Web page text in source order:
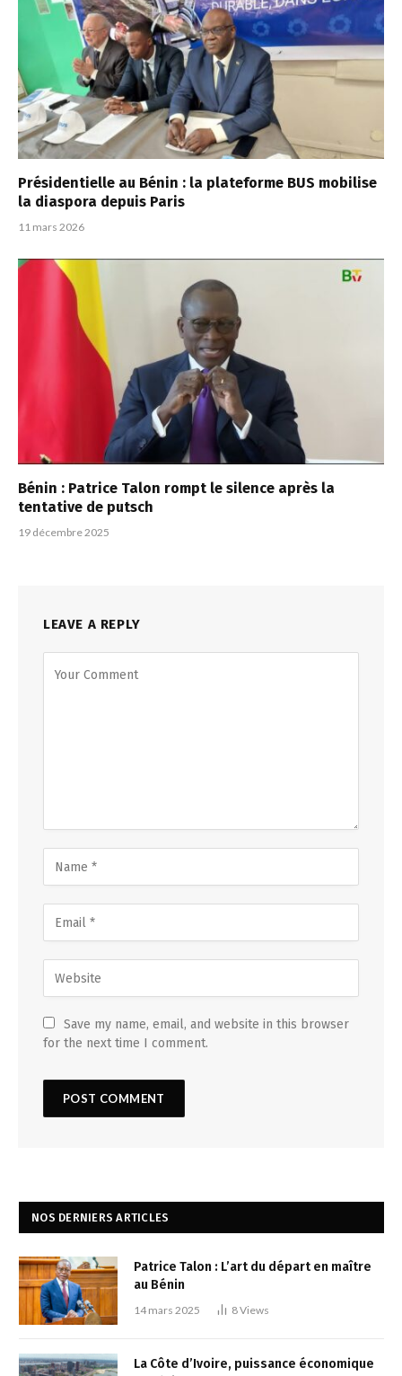
Présidentielle au Bénin : la plateforme BUS mobilise
la diaspora depuis Paris
11 mars 2026
Bénin : Patrice Talon rompt le silence après la
tentative de putsch
19 décembre 2025
LEAVE A REPLY
Save my name, email, and website in this browser
for the next time I comment.
NOS DERNIERS ARTICLES
Patrice Talon : L’art du départ en maître
au Bénin
14 mars 2025 8Views
La Côte d’Ivoire, puissance économique